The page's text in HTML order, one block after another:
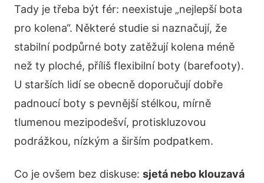
Tady je třeba být fér: neexistuje „nejlepší bota
pro kolena“. Některé studie si naznačují, že
stabilní podpůrné boty zatěžují kolena méně
než ty ploché, příliš flexibilní boty (barefooty).
U starších lidí se obecně doporučují dobře
padnoucí boty s pevnější stélkou, mírně
tlumenou mezipodešví, protiskluzovou
podrážkou, nízkým a širším podpatkem.
Co je ovšem bez diskuse: sjetá nebo klouzavá